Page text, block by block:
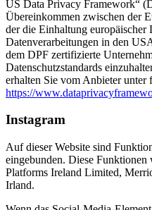
US Data Privacy Framework“
Übereinkommen zwischen der
der die Einhaltung europäischer
Datenverarbeitungen in den
dem DPF zertifizierte
Datenschutzstandards
erhalten Sie vom Anbieter unter
https://
Instagram
Auf dieser Website sind
eingebunden. Diese Funktionen
Platforms Ireland Limited,
Irland.